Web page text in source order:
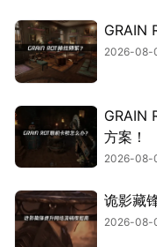
GRAIN
2026-08-
GRAIN
方案！
2026-08-
诡影藏
2026-08-